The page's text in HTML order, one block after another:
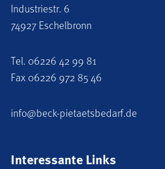
Industriestr. 6
74927 Eschelbronn
Tel. 06226 42 99 81
Fax 06226 972 85 46
info@beck-pietaetsbedarf.de
Interessante Links